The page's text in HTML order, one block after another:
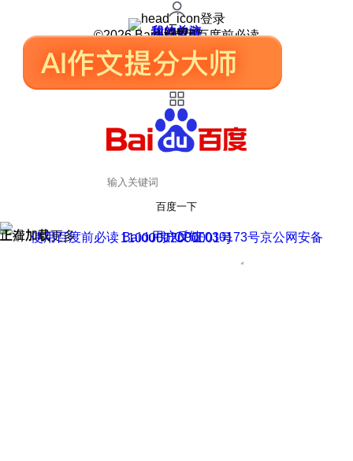
登录
我的关注
我的收藏
皮肤中心
用户反馈
设置
©2026 Baidu 使用百度前必读
百度一下
正在加载
上滑加载更多 用户反馈
使用百度前必读 Baidu 京ICP证030173号
京公网安备11000002000001号